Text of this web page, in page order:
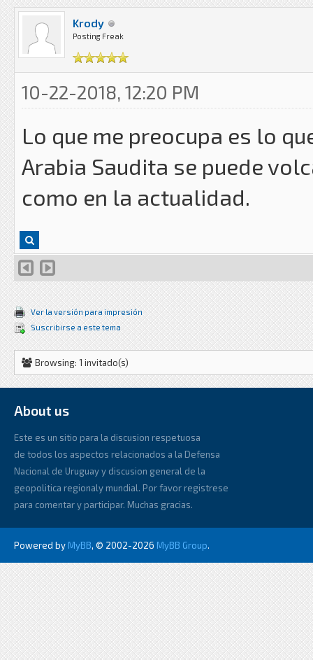
Krody
Posting Freak
10-22-2018, 12:20 PM
Lo que me preocupa es lo
Arabia Saudita se puede
como en la actualidad.
Ver la versión para impresión
Suscribirse a este tema
Browsing: 1 invitado(s)
About us
Este es un sitio para la discusion respetuosa
de todos los aspectos relacionados a la Defensa
Nacional de Uruguay y discusion general de la
geopolitica regionaly mundial. Por favor registrese
para comentar y participar. Muchas gracias.
Powered by MyBB, © 2002-2026 MyBB Group.